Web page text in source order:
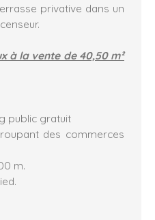
privative dans un
à la vente de 40,50 m²
public gratuit
des commerces
m.